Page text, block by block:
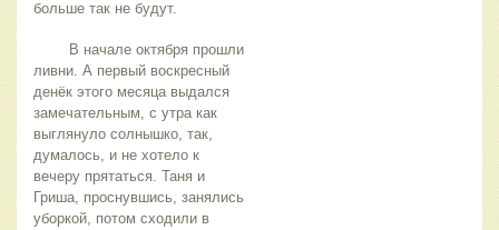
больше так не будут.
ливни. А первый воскресный
денёк этого месяца выдался
замечательным, с утра как
выглянуло солнышко, так,
думалось, и не хотело к
вечеру прятаться. Таня и
Гриша, проснувшись, занялись
уборкой, потом сходили в